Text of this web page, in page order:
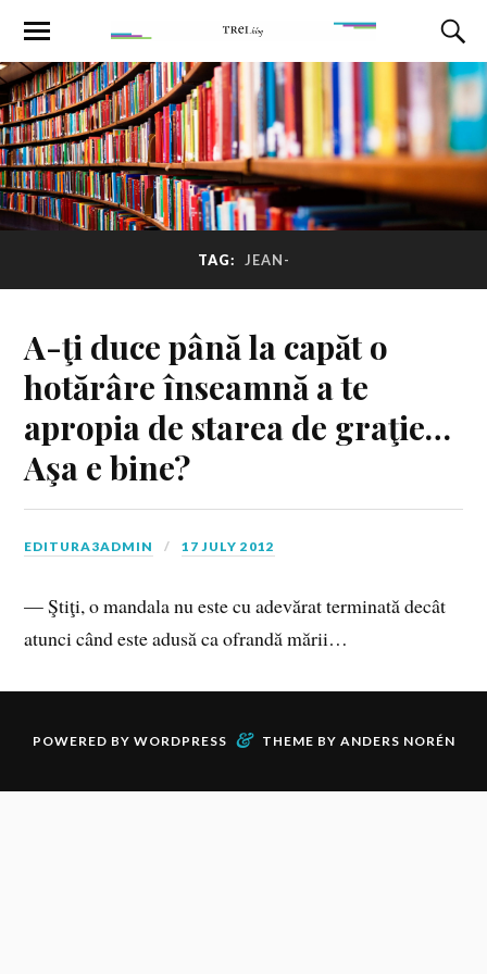
TAG: JEAN-
A-ţi duce până la capăt o
hotărâre înseamnă a te
apropia de starea de graţie…
Aşa e bine?
EDITURA3ADMIN 17 JULY 2012
— Ştiţi, o mandala nu este cu adevărat terminată decât
atunci când este adusă ca ofrandă mării…
POWERED BY WORDPRESS & THEME BY ANDERS NORÉN